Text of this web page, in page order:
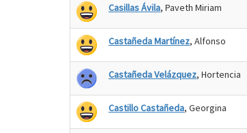
Casillas Ávila, Paveth Miriam
Castañeda Martínez, Alfonso
Castañeda Velázquez, Hortencia
Castillo Castañeda, Georgina